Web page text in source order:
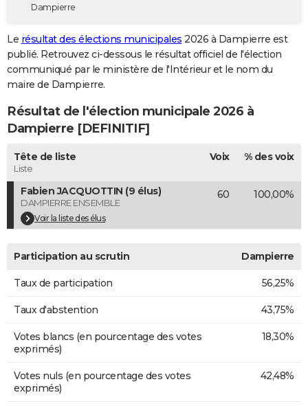
Destinations
City break
Voyage nature
Voyage de noces
Forum
GUIDES D'ACHAT
BONS PLANS
Carte de Noël
Carte Bonne année
Carte Saint-Valentin
Carte Pâques
Carte d'anniversaire
DICTIONNAIRE
Dictionnaire
Biographies
Citations
Expressions
Proverbes
PROGRAMME TV
COPAINS D'AVANT
S'inscrire
Se connecter
Lycées
Collèges
Primaires
Universités
Entreprises
Service militaire
Avis de recherche
AVIS DE DÉCÈS
Bricolage
Television
Dampierre
Le résultat des élections municipales 2026 à Dampierre est
publié. Retrouvez ci-dessous le résultat officiel de l'élection
communiqué par le ministère de l'Intérieur et le nom du
maire de Dampierre.
Résultat de l'élection municipale 2026 à
Dampierre [DEFINITIF]
Tête de liste
Liste
Voix % des voix
Fabien JACQUOTTIN (9 élus)
DAMPIERRE ENSEMBLE
Voir la liste des élus
60 100,00%
Participation au scrutin Dampierre
Taux de participation 56,25%
Taux d'abstention 43,75%
Votes blancs (en pourcentage des votes
exprimés)
18,30%
Votes nuls (en pourcentage des votes
exprimés)
42,48%